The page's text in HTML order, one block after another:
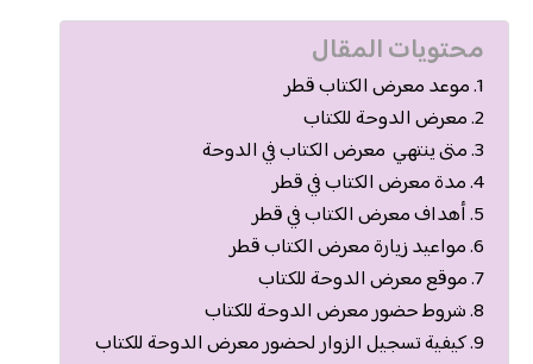
محتويات المقال
موعد معرض الكتاب قطر
معرض الدوحة للكتاب
متى ينتهي معرض الكتاب في الدوحة
مدة معرض الكتاب في قطر
أهداف معرض الكتاب في قطر
مواعيد زيارة معرض الكتاب قطر
موقع معرض الدوحة للكتاب
شروط حضور معرض الدوحة للكتاب
كيفية تسجيل الزوار لحضور معرض الدوحة للكتاب